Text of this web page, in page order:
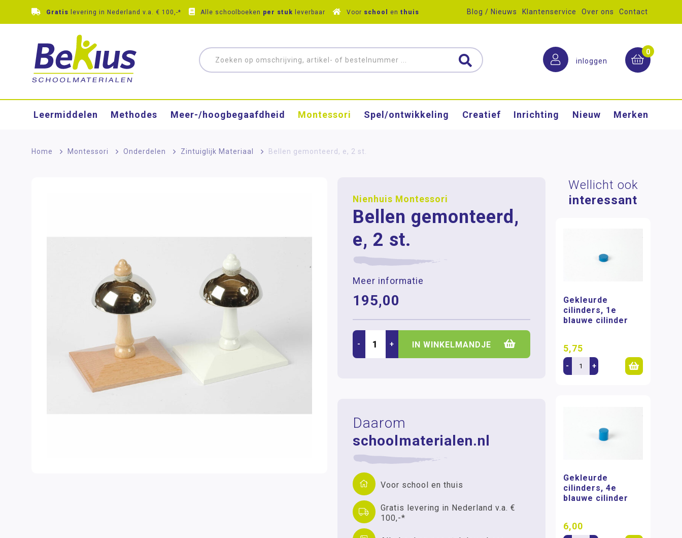
Gratis levering in Nederland v.a. € 100,-* Alle schoolboeken per stuk leverbaar Voor school en thuis Blog / Nieuws Klantenservice Over ons Contact
inloggen
0
Leermiddelen Methodes Meer-/hoog­begaafdheid Montessori Spel/ontwikkeling Creatief Inrichting Nieuw Merken
Home > Montessori > Onderdelen > Zintuiglijk Materiaal > Bellen gemonteerd, e, 2 st.
Nienhuis Montessori
Bellen gemonteerd,
e, 2 st.
Meer informatie
195,00
- + IN WINKELMANDJE
Daarom
schoolmaterialen.nl
Voor school en thuis
Gratis levering in Nederland v.a. €
100,-*
Wellicht ook
interessant
Gekleurde
cilinders, 1e
blauwe cilinder
5,75
- +
Gekleurde
cilinders, 4e
blauwe cilinder
6,00